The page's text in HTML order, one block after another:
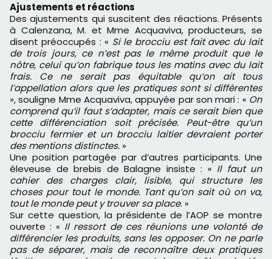
Ajustements et réactions
Des ajustements qui suscitent des réactions. Présents
à Calenzana, M. et Mme Acquaviva, producteurs, se
disent préoccupés : « Si le brocciu est fait avec du lait
de trois jours, ce n’est pas le même produit que le
nôtre, celui qu’on fabrique tous les matins avec du lait
frais. Ce ne serait pas équitable qu’on ait tous
l’appellation alors que les pratiques sont si différentes
», souligne Mme Acquaviva, appuyée par son mari : « On
comprend qu’il faut s’adapter, mais ce serait bien que
cette différenciation soit précisée. Peut-être qu’un
brocciu fermier et un brocciu laitier devraient porter
des mentions distinctes. »
Une position partagée par d’autres participants. Une
éleveuse de brebis de Balagne insiste : « Il faut un
cahier des charges clair, lisible, qui structure les
choses pour tout le monde. Tant qu’on sait où on va,
tout le monde peut y trouver sa place. »
Sur cette question, la présidente de l’AOP se montre
ouverte : « Il ressort de ces réunions une volonté de
différencier les produits, sans les opposer. On ne parle
pas de séparer, mais de reconnaître deux pratiques